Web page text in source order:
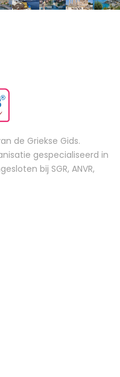
de Griekse Gids.
gespecialiseerd in
bij SGR, ANVR,